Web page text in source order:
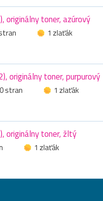
originálny toner, azúrový
1 zlaťák
originálny toner, purpurový
stran
1 zlaťák
originálny toner, žltý
1 zlaťák